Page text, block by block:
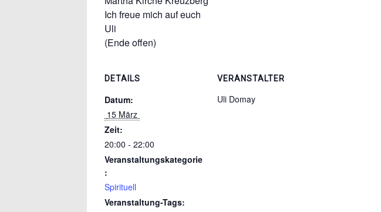
Ich freue mich auf euch
Uli
(Ende offen)
DETAILS
Datum:
15 März
Zeit:
20:00 - 22:00
Veranstaltungskategorie
:
Spirituell
Veranstaltung-Tags:
VERANSTALTER
Uli Domay